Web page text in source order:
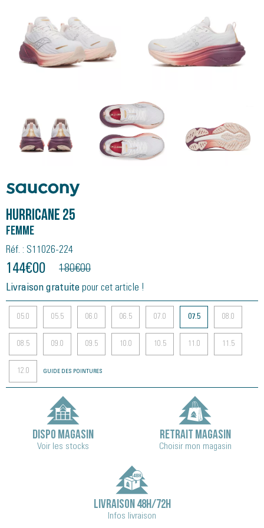
Saucony
HURRICANE 25
Femme
Réf. : S11026-224
144€00 180€00
Livraison gratuite pour cet article !
05.0 05.5 06.0 06.5 07.0 07.5 08.0
08.5 09.0 09.5 10.0 10.5 11.0 11.5
12.0 GUIDE DES POINTURES
DISPO MAGASIN
Voir les stocks
RETRAIT MAGASIN
Choisir mon magasin
LIVRAISON 48H/72H
Infos livraison